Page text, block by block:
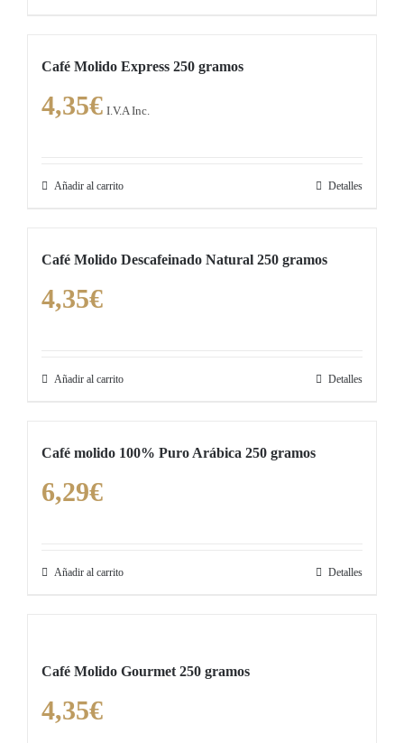
Café Molido Express 250 gramos
4,35€ I.V.A Inc.
Añadir al carrito Detalles
Café Molido Descafeinado Natural 250 gramos
4,35€
Añadir al carrito Detalles
Café molido 100% Puro Arábica 250 gramos
6,29€
Añadir al carrito Detalles
Café Molido Gourmet 250 gramos
4,35€